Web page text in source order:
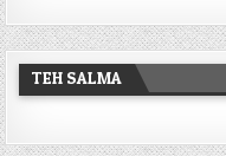
TEH SALMA